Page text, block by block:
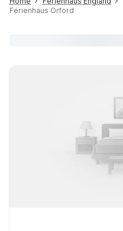
Ferienhaus Orford